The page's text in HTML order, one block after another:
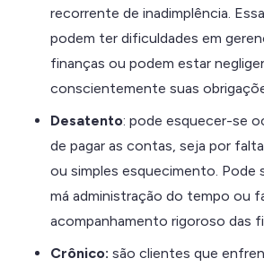
recorrente de inadimplência.
podem ter dificuldades em
finanças ou podem estar
conscientemente suas
Desatento: pode esquecer-se
de pagar as contas, seja por
ou simples esquecimento. Pode
má administração do tempo ou
acompanhamento rigoroso das
Crônico: são clientes que